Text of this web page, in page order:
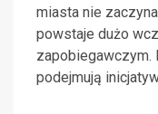
miasta nie
powstaje dużo
zapobiegawczym.
podejmują